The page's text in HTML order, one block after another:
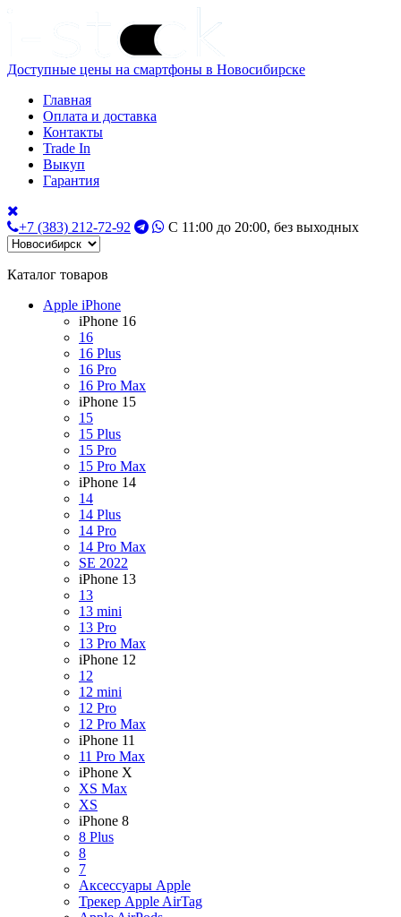
Доступные цены на смартфоны в Новосибирске
Главная
Оплата и доставка
Контакты
Trade In
Выкуп
Гарантия
+7 (383) 212-72-92 С 11:00 до 20:00, без выходных
Каталог товаров
Apple iPhone
iPhone 16
16
16 Plus
16 Pro
16 Pro Max
iPhone 15
15
15 Plus
15 Pro
15 Pro Max
iPhone 14
14
14 Plus
14 Pro
14 Pro Max
SE 2022
iPhone 13
13
13 mini
13 Pro
13 Pro Max
iPhone 12
12
12 mini
12 Pro
12 Pro Max
iPhone 11
11 Pro Max
iPhone X
XS Max
XS
iPhone 8
8 Plus
8
7
Аксессуары Apple
Трекер Apple AirTag